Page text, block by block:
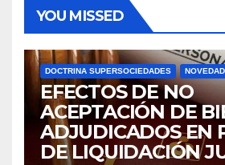
YOU MISSED
DOCTRINA SUPERSOCIEDADES
EFECTOS DE NO
ACEPTACIÓN DE
ADJUDICADOS EN
DE LIQUIDACIÓN